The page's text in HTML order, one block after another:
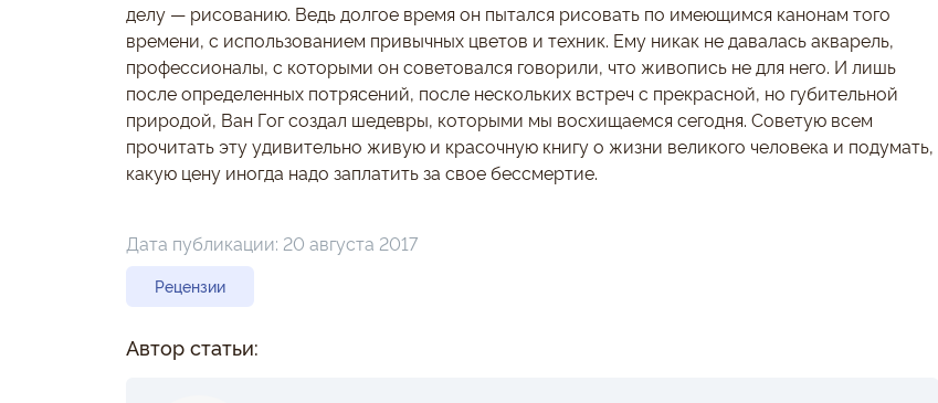
делу — рисованию. Ведь долгое время он пытался рисовать по имеющимся канонам того
времени, с использованием привычных цветов и техник. Ему никак не давалась акварель,
профессионалы, с которыми он советовался говорили, что живопись не для него. И лишь
после определенных потрясений, после нескольких встреч с прекрасной, но губительной
природой, Ван Гог создал шедевры, которыми мы восхищаемся сегодня. Советую всем
прочитать эту удивительно живую и красочную книгу о жизни великого человека и подумать,
какую цену иногда надо заплатить за свое бессмертие.
Дата публикации: 20 августа 2017
Рецензии
Автор статьи: